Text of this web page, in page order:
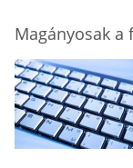
Magányosak